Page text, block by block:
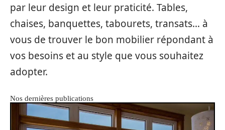
par leur design et leur praticité. Tables,
chaises, banquettes, tabourets, transats… à
vous de trouver le bon mobilier répondant à
vos besoins et au style que vous souhaitez
adopter.
Nos dernières publications